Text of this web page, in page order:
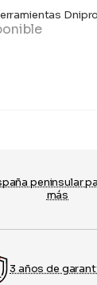
peninsular
más
3 años de